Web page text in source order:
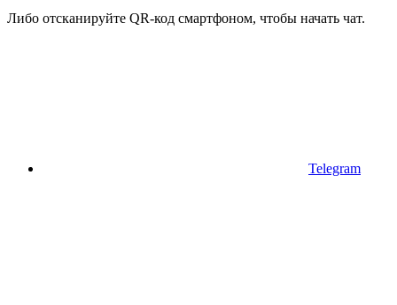
Либо отсканируйте QR-код смартфоном, чтобы начать чат.
Telegram